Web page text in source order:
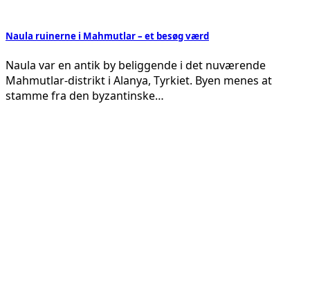
Naula ruinerne i Mahmutlar – et besøg værd
Naula var en antik by beliggende i det nuværende
Mahmutlar-distrikt i Alanya, Tyrkiet. Byen menes at
stamme fra den byzantinske…